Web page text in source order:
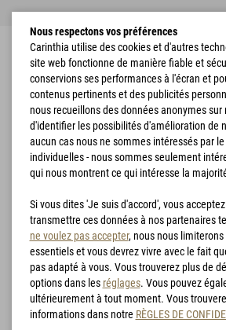
Accueil Vêtements Vestes G-
Nous respectons vos préférences
Carinthia utilise des cookies et d'autres
site web fonctionne de manière fiable et
conservions ses performances à l'écran et
contenus pertinents et des publicités
nous recueillons des données anonymes sur
d'identifier les possibilités d'amélioration de
aucun cas nous ne sommes intéressés par
individuelles - nous sommes seulement
qui nous montrent ce qui intéresse la
Si vous dites 'Je suis d'accord', vous
transmettre ces données à nos partenaires
ne voulez pas accepter, nous nous limiterons
essentiels et vous devrez vivre avec le fait
pas adapté à vous. Vous trouverez plus de
options dans les réglages. Vous pouvez
ultérieurement à tout moment. Vous
informations dans notre RÈGLES DE